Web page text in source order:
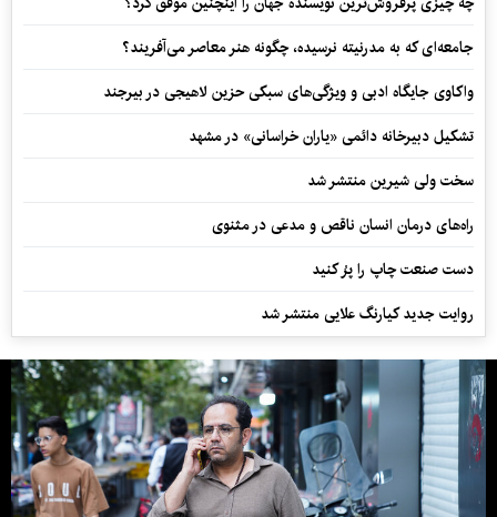
جامعه‌ای که به مدرنیته نرسیده، چگونه هنر معاصر می‌آفریند؟
واکاوی جایگاه ادبی و ویژگی‌های سبکی حزین لاهیجی در بیرجند
تشکیل دبیرخانه دائمی «یاران خراسانی» در مشهد
سخت ولی شیرین منتشر شد
راه‌های درمان انسان ناقص و مدعی در مثنوی
دست صنعت چاپ را پرُ کنید
روایت جدید کیارنگ علایی منتشر شد